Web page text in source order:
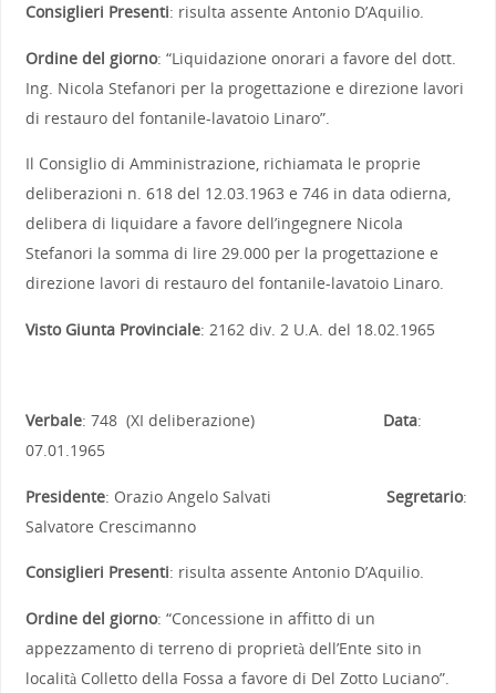
Consiglieri Presenti: risulta assente Antonio D’Aquilio.
Ordine del giorno: “Liquidazione onorari a favore del dott.
Ing. Nicola Stefanori per la progettazione e direzione lavori
di restauro del fontanile-lavatoio Linaro”.
Il Consiglio di Amministrazione, richiamata le proprie
deliberazioni n. 618 del 12.03.1963 e 746 in data odierna,
delibera di liquidare a favore dell’ingegnere Nicola
Stefanori la somma di lire 29.000 per la progettazione e
direzione lavori di restauro del fontanile-lavatoio Linaro.
Visto Giunta Provinciale: 2162 div. 2 U.A. del 18.02.1965
Verbale: 748 (XI deliberazione) Data:
07.01.1965
Presidente: Orazio Angelo Salvati Segretario:
Salvatore Crescimanno
Consiglieri Presenti: risulta assente Antonio D’Aquilio.
Ordine del giorno: “Concessione in affitto di un
appezzamento di terreno di proprietà dell’Ente sito in
località Colletto della Fossa a favore di Del Zotto Luciano”.